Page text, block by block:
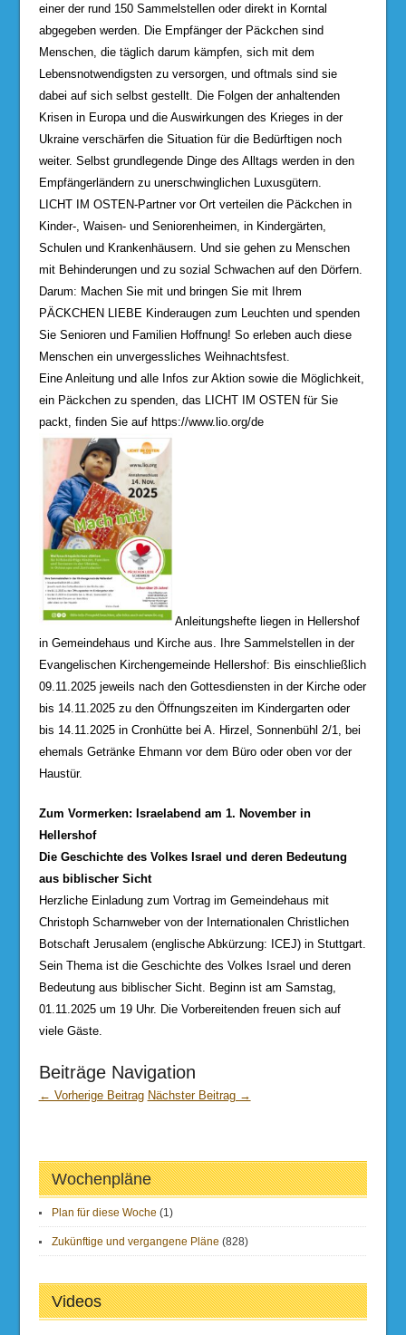
einer der rund 150 Sammelstellen oder direkt in Korntal
abgegeben werden. Die Empfänger der Päckchen sind
Menschen, die täglich darum kämpfen, sich mit dem
Lebensnotwendigsten zu versorgen, und oftmals sind sie
dabei auf sich selbst gestellt. Die Folgen der anhaltenden
Krisen in Europa und die Auswirkungen des Krieges in der
Ukraine verschärfen die Situation für die Bedürftigen noch
weiter. Selbst grundlegende Dinge des Alltags werden in den
Empfängerländern zu unerschwinglichen Luxusgütern.
LICHT IM OSTEN-Partner vor Ort verteilen die Päckchen in
Kinder-, Waisen- und Seniorenheimen, in Kindergärten,
Schulen und Krankenhäusern. Und sie gehen zu Menschen
mit Behinderungen und zu sozial Schwachen auf den Dörfern.
Darum: Machen Sie mit und bringen Sie mit Ihrem
PÄCKCHEN LIEBE Kinderaugen zum Leuchten und spenden
Sie Senioren und Familien Hoffnung! So erleben auch diese
Menschen ein unvergessliches Weihnachtsfest.
Eine Anleitung und alle Infos zur Aktion sowie die Möglichkeit,
ein Päckchen zu spenden, das LICHT IM OSTEN für Sie
packt, finden Sie auf https://www.lio.org/de
Anleitungshefte liegen in Hellershof
in Gemeindehaus und Kirche aus. Ihre Sammelstellen in der
Evangelischen Kirchengemeinde Hellershof: Bis einschließlich
09.11.2025 jeweils nach den Gottesdiensten in der Kirche oder
bis 14.11.2025 zu den Öffnungszeiten im Kindergarten oder
bis 14.11.2025 in Cronhütte bei A. Hirzel, Sonnenbühl 2/1, bei
ehemals Getränke Ehmann vor dem Büro oder oben vor der
Haustür.
Zum Vormerken: Israelabend am 1. November in
Hellershof
Die Geschichte des Volkes Israel und deren Bedeutung
aus biblischer Sicht
Herzliche Einladung zum Vortrag im Gemeindehaus mit
Christoph Scharnweber von der Internationalen Christlichen
Botschaft Jerusalem (englische Abkürzung: ICEJ) in Stuttgart.
Sein Thema ist die Geschichte des Volkes Israel und deren
Bedeutung aus biblischer Sicht. Beginn ist am Samstag,
01.11.2025 um 19 Uhr. Die Vorbereitenden freuen sich auf
viele Gäste.
Beiträge Navigation
← Vorherige Beitrag Nächster Beitrag →
Wochenpläne
Plan für diese Woche (1)
Zukünftige und vergangene Pläne (828)
Videos